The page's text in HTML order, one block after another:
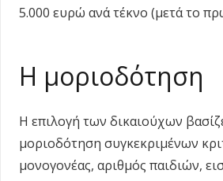
5.000 ευρώ ανά τέκνο (μετά το
Η μοριοδότηση
Η επιλογή των δικαιούχων
μοριοδότηση συγκεκριμένων
μονογονέας, αριθμός παιδιών,